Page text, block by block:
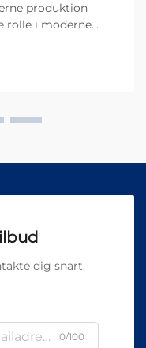
produktion
rolle i moderne
på måder, som
dig snart.
0/100